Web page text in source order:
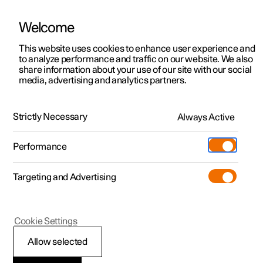
Polestar 2
Polestar 3
Polestar 4
Pre-owned
Shop
Mere
Udforsk Polestar 2
Kampagner
Nye lagerbiler
Prøvetur
Nye lagerbiler
Udforsk Polestar 4
Kampagner
Nye lagerbiler
Pre-owned-programmet
Pre-owned Polestar 2
Kampagner til privatkunder
Tilbud til erhvervskunder
Nye lagerbiler
Byg din bil
Pre-owned
Prøvetur
Extras tilbehør
(Åbner i et nyt vindue)
Experiences
Firmabil
Find os
Servicelokationer
Ejerskab
Opladning
Om Polestar
Bæredygtighed
HåndbogVideogalleriSoftwareopdateringer
Dæk
Polestar 2
Dimensionsbetegnelse
Welcome
This website uses cookies to enhance user experience and
to analyze performance and traffic on our website. We also
share information about your use of our site with our social
media, advertising and analytics partners.
Strictly Necessary Always Active
Performance
Targeting and Advertising
Allow selected
Cookie Settings